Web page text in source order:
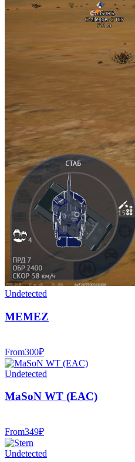
Undetected
MEMEZ
From300₽
Undetected
MaSoN WT (EAC)
From349₽
Undetected